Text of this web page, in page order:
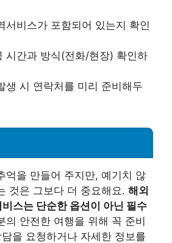
서비스가 포함되어 있는지 확인
시간과 방식(전화/현장) 확인하
생 시 연락처를 미리 준비해두
억을 만들어 주지만, 예기치 않
것은 그보다 더 중요해요. 해외
스는 단순한 옵션이 아닌 필수
의 안전한 여행을 위해 꼭 준비
을 요청하거나 자세한 정보를